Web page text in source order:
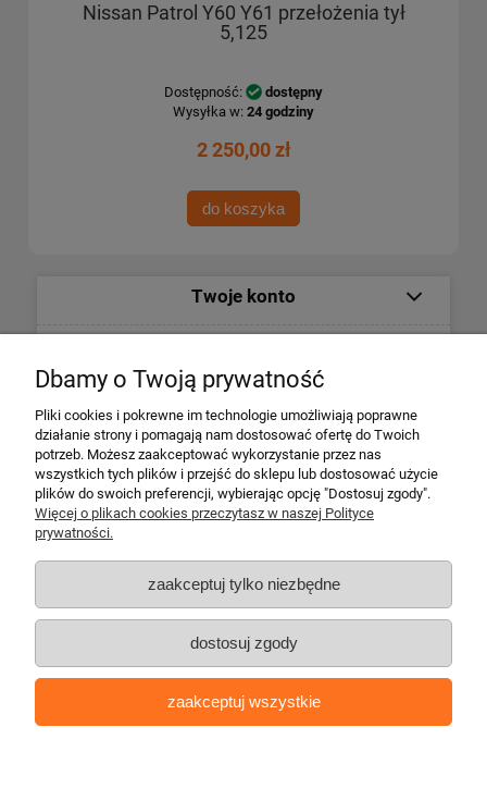
Nissan Patrol Y60 Y61 przełożenia tył
5,125
Dostępność:
dostępny
Wysyłka w: 24 godziny
2 250,00 zł
do koszyka
Twoje konto
Płatności i dostawa
Informacje o firmie
Escape 4x4
ul. Krakowska 197
34-124 Klecza Dolna
tel. 509 700 949
tel. 883 701 161
biuro@escape4x4.pl
Sklep stacjonarny czynny:
Pon-pt: 8.00-16.00
Dbamy o Twoją prywatność
Pliki cookies i pokrewne im technologie umożliwiają poprawne
działanie strony i pomagają nam dostosować ofertę do Twoich
potrzeb. Możesz zaakceptować wykorzystanie przez nas
wszystkich tych plików i przejść do sklepu lub dostosować użycie
plików do swoich preferencji, wybierając opcję "Dostosuj zgody".
Więcej o plikach cookies przeczytasz w naszej Polityce
prywatności.
zaakceptuj tylko niezbędne
dostosuj zgody
zaakceptuj wszystkie